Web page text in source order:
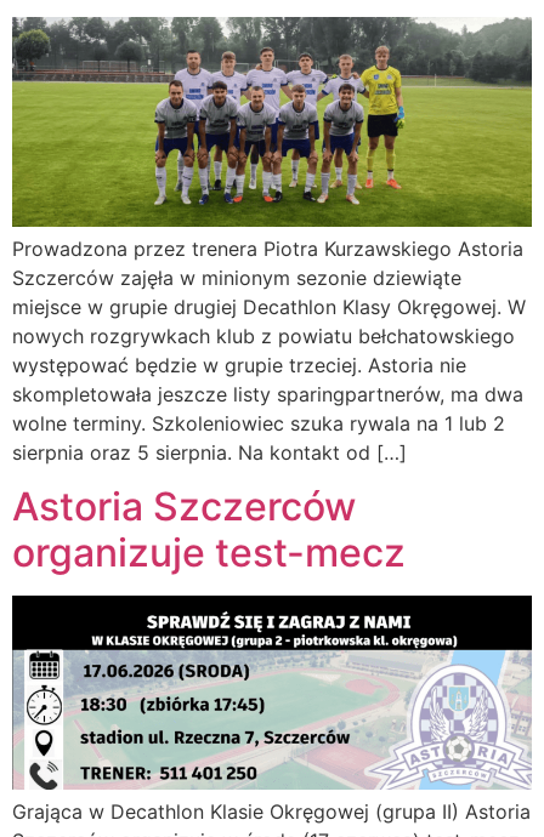
Prowadzona przez trenera Piotra Kurzawskiego Astoria
Szczerców zajęła w minionym sezonie dziewiąte
miejsce w grupie drugiej Decathlon Klasy Okręgowej. W
nowych rozgrywkach klub z powiatu bełchatowskiego
występować będzie w grupie trzeciej. Astoria nie
skompletowała jeszcze listy sparingpartnerów, ma dwa
wolne terminy. Szkoleniowiec szuka rywala na 1 lub 2
sierpnia oraz 5 sierpnia. Na kontakt od […]
Astoria Szczerców
organizuje test-mecz
Grająca w Decathlon Klasie Okręgowej (grupa II) Astoria